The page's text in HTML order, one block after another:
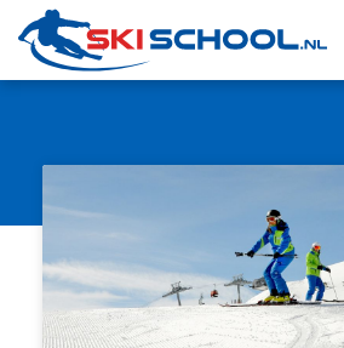
Overslaan
en
naar
de